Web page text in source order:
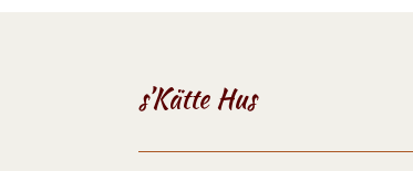
s’Kätte Hus